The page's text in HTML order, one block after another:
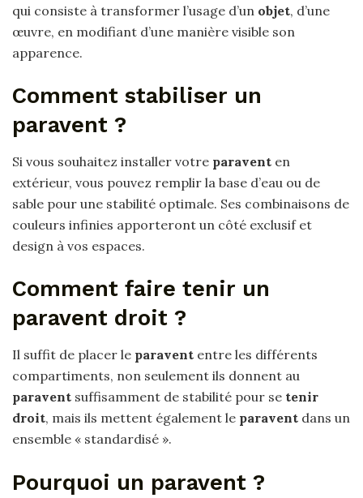
qui consiste à transformer l’usage d’un objet, d’une
œuvre, en modifiant d’une manière visible son
apparence.
Comment stabiliser un
paravent ?
Si vous souhaitez installer votre paravent en
extérieur, vous pouvez remplir la base d’eau ou de
sable pour une stabilité optimale. Ses combinaisons de
couleurs infinies apporteront un côté exclusif et
design à vos espaces.
Comment faire tenir un
paravent droit ?
Il suffit de placer le paravent entre les différents
compartiments, non seulement ils donnent au
paravent suffisamment de stabilité pour se tenir
droit, mais ils mettent également le paravent dans un
ensemble « standardisé ».
Pourquoi un paravent ?